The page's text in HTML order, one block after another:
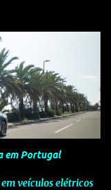
em Portugal
veículos elétricos